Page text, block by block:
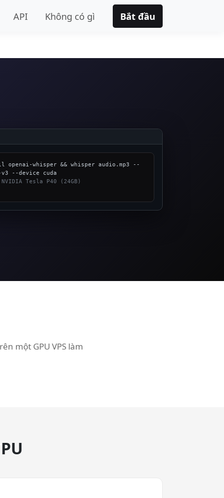
API Không có gì Bắt đầu
whisper && whisper audio.mp3 --
Tesla P40 (24GB)
một GPU VPS làm